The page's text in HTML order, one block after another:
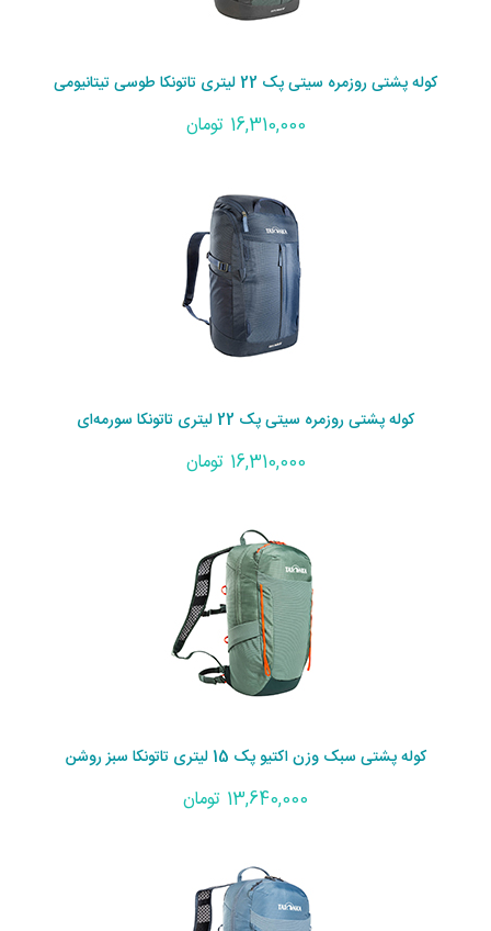
کوله پشتی روزمره سیتی پک 22 لیتری تاتونکا طوسی تیتانیومی
16,310,000 تومان
کوله پشتی روزمره سیتی پک 22 لیتری تاتونکا سورمه‌ای
16,310,000 تومان
کوله پشتی سبک وزن اکتیو پک 15 لیتری تاتونکا سبز روشن
13,640,000 تومان